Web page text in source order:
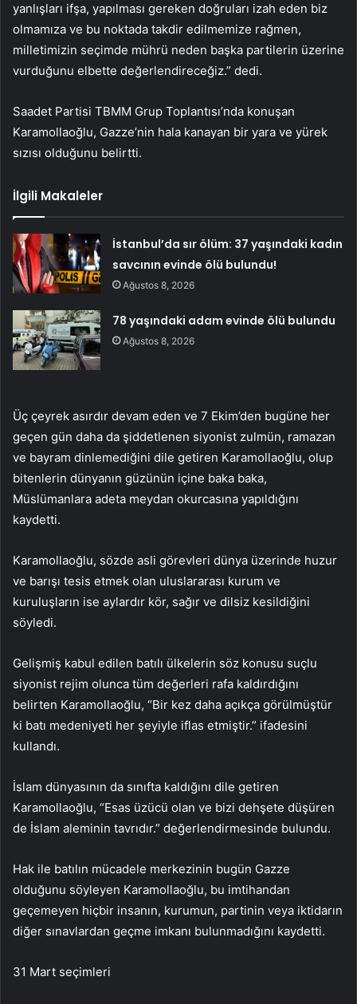
yanlışları ifşa, yapılması gereken doğruları izah eden biz
olmamıza ve bu noktada takdir edilmemize rağmen,
milletimizin seçimde mührü neden başka partilerin üzerine
vurduğunu elbette değerlendireceğiz.” dedi.
Saadet Partisi TBMM Grup Toplantısı’nda konuşan
Karamollaoğlu, Gazze’nin hala kanayan bir yara ve yürek
sızısı olduğunu belirtti.
İlgili Makaleler
İstanbul’da sır ölüm: 37 yaşındaki kadın
savcının evinde ölü bulundu!
Ağustos 8, 2026
78 yaşındaki adam evinde ölü bulundu
Ağustos 8, 2026
Üç çeyrek asırdır devam eden ve 7 Ekim’den bugüne her
geçen gün daha da şiddetlenen siyonist zulmün, ramazan
ve bayram dinlemediğini dile getiren Karamollaoğlu, olup
bitenlerin dünyanın güzünün içine baka baka,
Müslümanlara adeta meydan okurcasına yapıldığını
kaydetti.
Karamollaoğlu, sözde asli görevleri dünya üzerinde huzur
ve barışı tesis etmek olan uluslararası kurum ve
kuruluşların ise aylardır kör, sağır ve dilsiz kesildiğini
söyledi.
Gelişmiş kabul edilen batılı ülkelerin söz konusu suçlu
siyonist rejim olunca tüm değerleri rafa kaldırdığını
belirten Karamollaoğlu, “Bir kez daha açıkça görülmüştür
ki batı medeniyeti her şeyiyle iflas etmiştir.” ifadesini
kullandı.
İslam dünyasının da sınıfta kaldığını dile getiren
Karamollaoğlu, “Esas üzücü olan ve bizi dehşete düşüren
de İslam aleminin tavrıdır.” değerlendirmesinde bulundu.
Hak ile batılın mücadele merkezinin bugün Gazze
olduğunu söyleyen Karamollaoğlu, bu imtihandan
geçemeyen hiçbir insanın, kurumun, partinin veya iktidarın
diğer sınavlardan geçme imkanı bulunmadığını kaydetti.
31 Mart seçimleri